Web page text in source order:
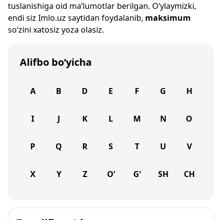
tuslanishiga oid ma’lumotlar berilgan. O‘ylaymizki,
endi siz Imlo.uz saytidan foydalanib, maksimum
so‘zini xatosiz yoza olasiz.
Alifbo bo‘yicha
A B D E F G H
I J K L M N O
P Q R S T U V
X Y Z O‘ G‘ SH CH